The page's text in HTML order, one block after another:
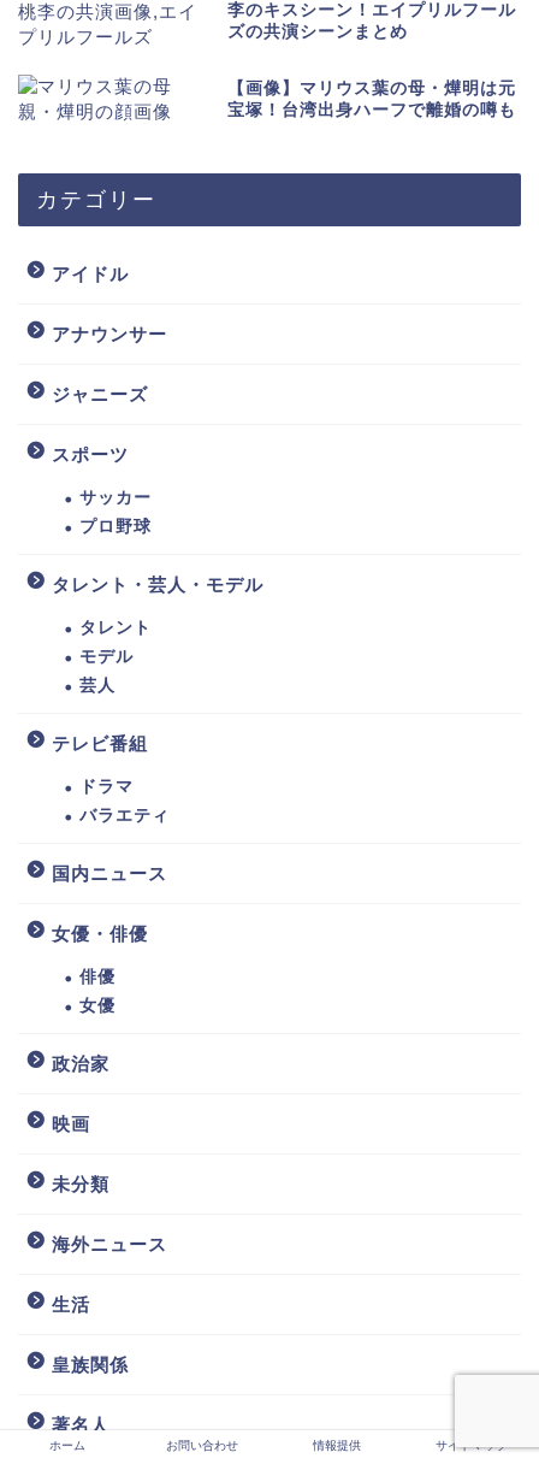
李のキスシーン！エイプリルフール
ズの共演シーンまとめ
【画像】マリウス葉の母・燁明は元
宝塚！台湾出身ハーフで離婚の噂も
カテゴリー
アイドル
アナウンサー
ジャニーズ
スポーツ
サッカー
プロ野球
タレント・芸人・モデル
タレント
モデル
芸人
テレビ番組
ドラマ
バラエティ
国内ニュース
女優・俳優
俳優
女優
政治家
映画
未分類
海外ニュース
生活
皇族関係
著名人
ホーム お問い合わせ 情報提供 サイトマップ